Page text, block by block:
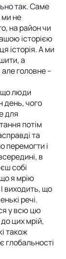
так. Саме
не
на район чи
історією
історія. А ми
а
головне –
що люди
день, чого
для
потім
та
перемогти і
в
собі
я мрію
виходить, що
речі.
у всю цю
до цих мрій,
також
глобальності